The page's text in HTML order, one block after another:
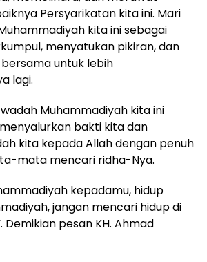
Persyarikatan kita ini. Mari
kita ini sebagai
menyatukan pikiran, dan
untuk lebih
lagi.
Muhammadiyah kita ini
bakti kita dan
kita kepada Allah dengan penuh
mata mencari ridha-Nya.
kepadamu, hidup
jangan mencari hidup di
Demikian pesan KH. Ahmad